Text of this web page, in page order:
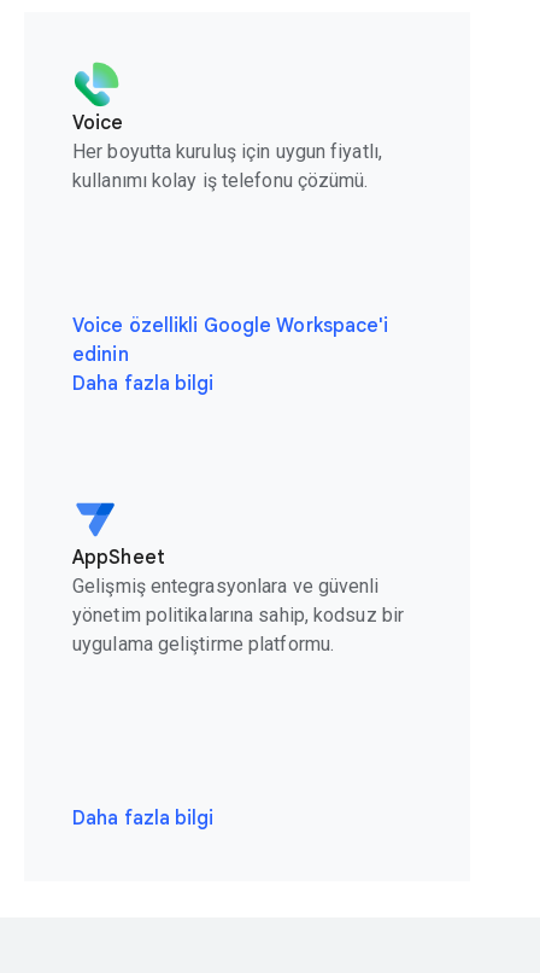
Voice
Her boyutta kuruluş için uygun fiyatlı,
kullanımı kolay iş telefonu çözümü.
Voice özellikli Google Workspace'i
edinin
Daha fazla bilgi
AppSheet
Gelişmiş entegrasyonlara ve güvenli
yönetim politikalarına sahip, kodsuz bir
uygulama geliştirme platformu.
Daha fazla bilgi